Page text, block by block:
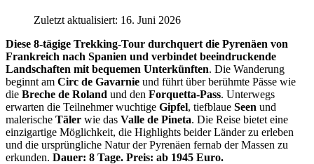
Zuletzt aktualisiert: 16. Juni 2026
Diese 8-tägige Trekking-Tour durchquert die Pyrenäen von
Frankreich nach Spanien und verbindet beeindruckende
Landschaften mit bequemen Unterkünften. Die Wanderung
beginnt am Circ de Gavarnie und führt über berühmte Pässe wie
die Breche de Roland und den Forquetta-Pass. Unterwegs
erwarten die Teilnehmer wuchtige Gipfel, tiefblaue Seen und
malerische Täler wie das Valle de Pineta. Die Reise bietet eine
einzigartige Möglichkeit, die Highlights beider Länder zu erleben
und die ursprüngliche Natur der Pyrenäen fernab der Massen zu
erkunden. Dauer: 8 Tage. Preis: ab 1945 Euro.